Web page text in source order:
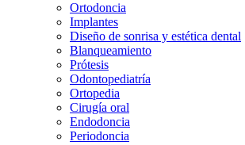
Ortodoncia
Implantes
Diseño de sonrisa y estética dental
Blanqueamiento
Prótesis
Odontopediatría
Ortopedia
Cirugía oral
Endodoncia
Periodoncia